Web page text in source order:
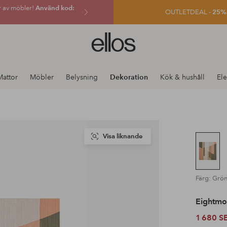
av möbler! Använd kod: OUTLETDEAL -
Ellos
logotyp
gå
Möbler Belysning Dekoration Kök & hushåll
Visa liknande
Färg:
1 680